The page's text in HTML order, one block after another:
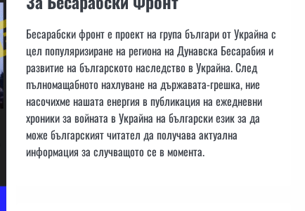
Бесарабски фронт е проект на група българи от Украйна с
цел популяризиране на региона на Дунавска Бесарабия и
развитие на българското наследство в Украйна. След
пълномащабното нахлуване на държавата-грешка, ние
насочихме нашата енергия в публикация на ежедневни
хроники за войната в Украйна на български език за да
може българският читател да получава актуална
информация за случващото се в момента.